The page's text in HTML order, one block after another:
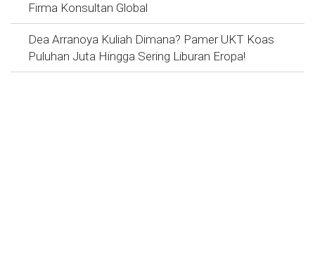
Firma Konsultan Global
Dea Arranoya Kuliah Dimana? Pamer UKT Koas
Puluhan Juta Hingga Sering Liburan Eropa!